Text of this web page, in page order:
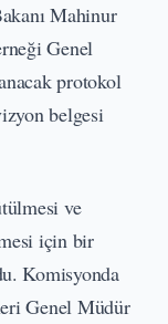
Mahinur
Genel
protokol
belgesi
ve
için bir
Komisyonda
Genel Müdür